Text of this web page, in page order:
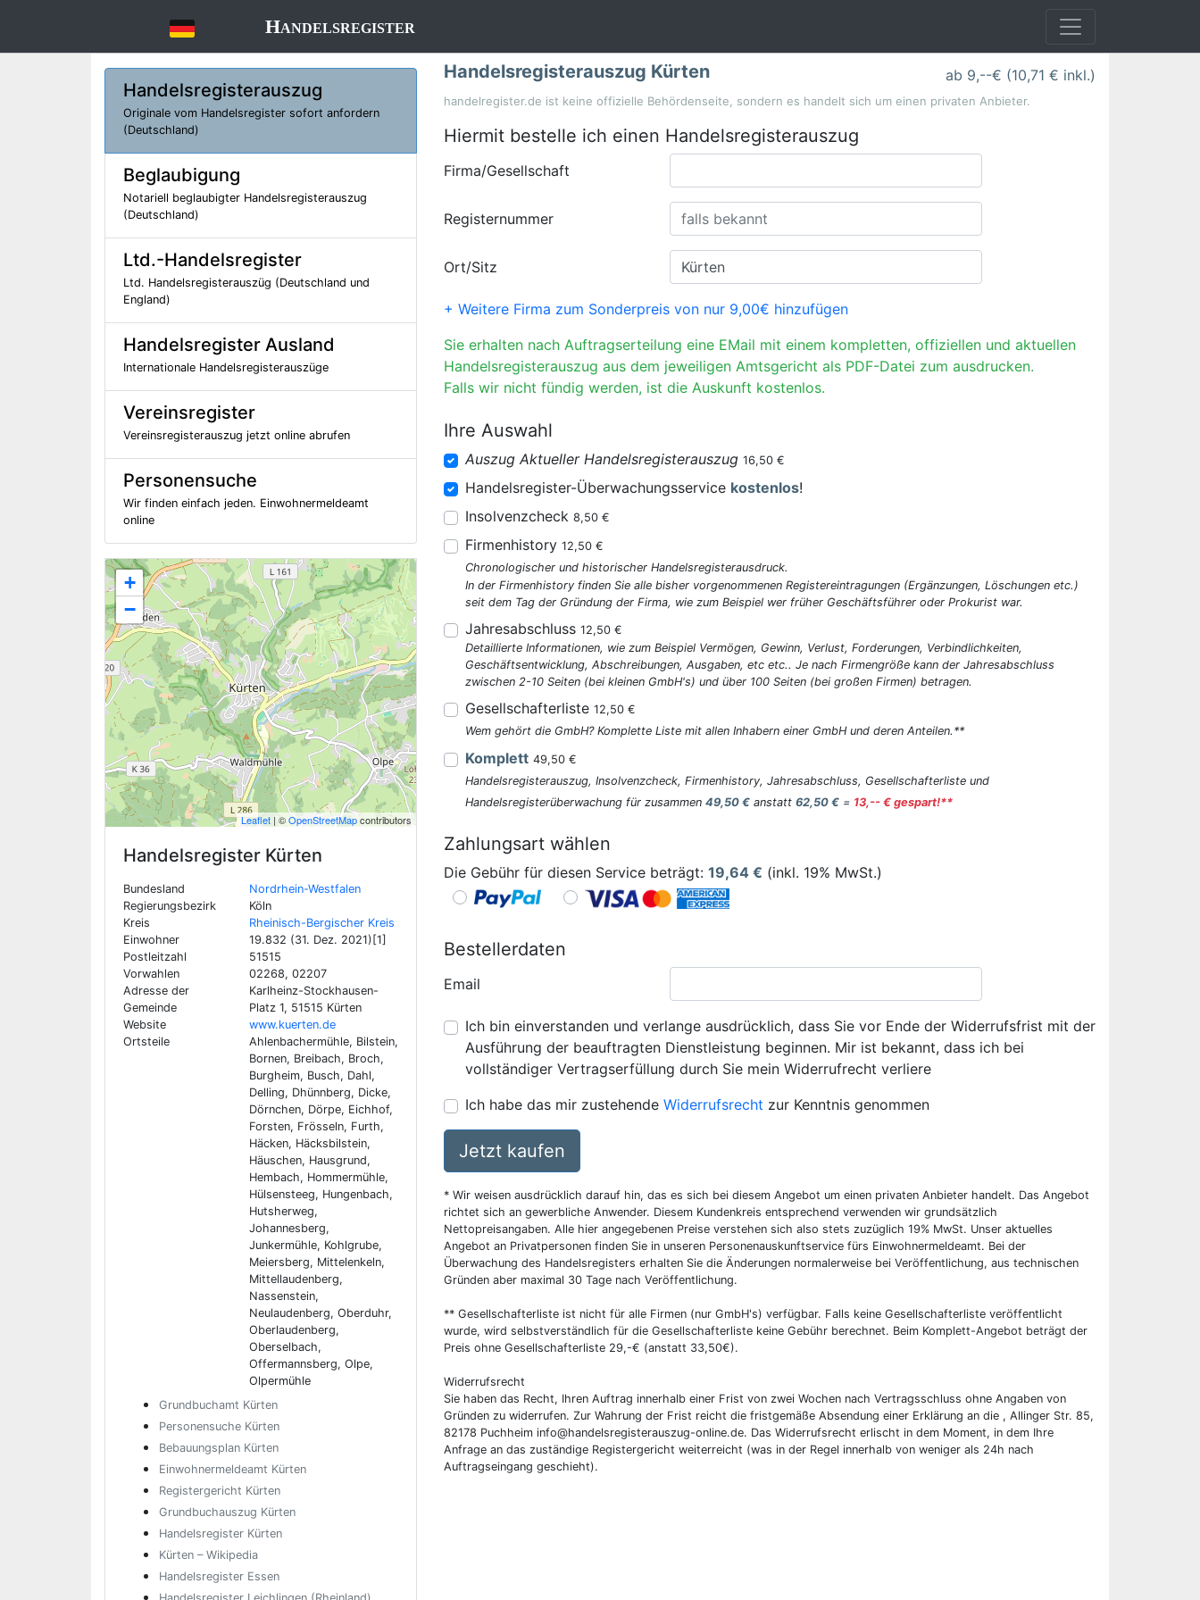
Handelsregister
Handelsregisterauszug
Originale vom Handelsregister sofort anfordern
(Deutschland)
Beglaubigung
Notariell beglaubigter Handelsregisterauszug
(Deutschland)
Ltd.-Handelsregister
Ltd. Handelsregisterauszüg (Deutschland und
England)
Handelsregister Ausland
Internationale Handelsregisterauszüge
Vereinsregister
Vereinsregisterauszug jetzt online abrufen
Personensuche
Wir finden einfach jeden. Einwohnermeldeamt
online
+
−
Leaflet | ©OpenStreetMapcontributors
Handelsregister Kürten
Bundesland
Nordrhein-Westfalen
Regierungsbezirk
Köln
Kreis
Rheinisch-Bergischer Kreis
Einwohner
19.832 (31. Dez. 2021)[1]
Postleitzahl
51515
Vorwahlen
02268, 02207
Adresse der
Gemeinde
Karlheinz-Stockhausen-
Platz 1, 51515 Kürten
Website
www.kuerten.de
Ortsteile
Ahlenbachermühle, Bilstein,
Bornen, Breibach, Broch,
Burgheim, Busch, Dahl,
Delling, Dhünnberg, Dicke,
Dörnchen, Dörpe, Eichhof,
Forsten, Frösseln, Furth,
Häcken, Häcksbilstein,
Häuschen, Hausgrund,
Hembach, Hommermühle,
Hülsensteeg, Hungenbach,
Hutsherweg,
Johannesberg,
Junkermühle, Kohlgrube,
Meiersberg, Mittelenkeln,
Mittellaudenberg,
Nassenstein,
Neulaudenberg, Oberduhr,
Oberlaudenberg,
Oberselbach,
Offermannsberg, Olpe,
Olpermühle
Grundbuchamt Kürten
Personensuche Kürten
Bebauungsplan Kürten
Einwohnermeldeamt Kürten
Registergericht Kürten
Grundbuchauszug Kürten
Handelsregister Kürten
Kürten – Wikipedia
Handelsregister Essen
Handelsregisterauszug Kürten ab 9,--€ (10,71 € inkl.)
handelregister.de ist keine offizielle Behördenseite, sondern es handelt sich um einen privaten Anbieter.
Hiermit bestelle ich einen Handelsregisterauszug
Firma/Gesellschaft
Registernummer
Ort/Sitz
+ Weitere Firma zum Sonderpreis von nur 9,00€ hinzufügen
Sie erhalten nach Auftragserteilung eine EMail mit einem kompletten, offiziellen und aktuellen
Handelsregisterauszug aus dem jeweiligen Amtsgericht als PDF-Datei zum ausdrucken.
Falls wir nicht fündig werden, ist die Auskunft kostenlos.
Ihre Auswahl
Auszug Aktueller Handelsregisterauszug 16,50 €
Handelsregister-Überwachungsservice kostenlos!
Insolvenzcheck 8,50 €
Firmenhistory 12,50 €
Chronologischer und historischer Handelsregisterausdruck.
In der Firmenhistory finden Sie alle bisher vorgenommenen Registereintragungen (Ergänzungen, Löschungen etc.)
seit dem Tag der Gründung der Firma, wie zum Beispiel wer früher Geschäftsführer oder Prokurist war.
Jahresabschluss 12,50 €
Detaillierte Informationen, wie zum Beispiel Vermögen, Gewinn, Verlust, Forderungen, Verbindlichkeiten,
Geschäftsentwicklung, Abschreibungen, Ausgaben, etc etc.. Je nach Firmengröße kann der Jahresabschluss
zwischen 2-10 Seiten (bei kleinen GmbH's) und über 100 Seiten (bei großen Firmen) betragen.
Gesellschafterliste 12,50 €
Wem gehört die GmbH? Komplette Liste mit allen Inhabern einer GmbH und deren Anteilen.**
Komplett 49,50 €
Handelsregisterauszug, Insolvenzcheck, Firmenhistory, Jahresabschluss, Gesellschafterliste und
Handelsregisterüberwachung für zusammen 49,50 € anstatt 62,50 € = 13,-- € gespart!**
Zahlungsart wählen
Die Gebühr für diesen Service beträgt: 19,64 € (inkl. 19% MwSt.)
Bestellerdaten
Email
Ich bin einverstanden und verlange ausdrücklich, dass Sie vor Ende der Widerrufsfrist mit der
Ausführung der beauftragten Dienstleistung beginnen. Mir ist bekannt, dass ich bei
vollständiger Vertragserfüllung durch Sie mein Widerrufrecht verliere
Ich habe das mir zustehende Widerrufsrecht zur Kenntnis genommen
Jetzt kaufen
* Wir weisen ausdrücklich darauf hin, das es sich bei diesem Angebot um einen privaten Anbieter handelt. Das Angebot
richtet sich an gewerbliche Anwender. Diesem Kundenkreis entsprechend verwenden wir grundsätzlich
Nettopreisangaben. Alle hier angegebenen Preise verstehen sich also stets zuzüglich 19% MwSt. Unser aktuelles
Angebot an Privatpersonen finden Sie in unseren Personenauskunftservice fürs Einwohnermeldeamt. Bei der
Überwachung des Handelsregisters erhalten Sie die Änderungen normalerweise bei Veröffentlichung, aus technischen
Gründen aber maximal 30 Tage nach Veröffentlichung.
** Gesellschafterliste ist nicht für alle Firmen (nur GmbH's) verfügbar. Falls keine Gesellschafterliste veröffentlicht
wurde, wird selbstverständlich für die Gesellschafterliste keine Gebühr berechnet. Beim Komplett-Angebot beträgt der
Preis ohne Gesellschafterliste 29,-€ (anstatt 33,50€).
Widerrufsrecht
Sie haben das Recht, Ihren Auftrag innerhalb einer Frist von zwei Wochen nach Vertragsschluss ohne Angaben von
Gründen zu widerrufen. Zur Wahrung der Frist reicht die fristgemäße Absendung einer Erklärung an die , Allinger Str. 85,
82178 Puchheim info@handelsregisterauszug-online.de. Das Widerrufsrecht erlischt in dem Moment, in dem Ihre
Anfrage an das zuständige Registergericht weiterreicht (was in der Regel innerhalb von weniger als 24h nach
Auftragseingang geschieht).